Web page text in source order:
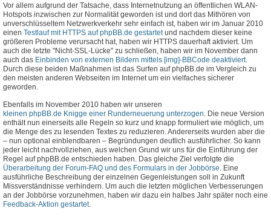
Vor allem aufgrund der Tatsache, dass Internetnutzung an öffentlichen WLAN-
Hotspots inzwischen zur Normalität geworden ist und dort das Mithören von
unverschlüsseltem Netzwerkverkehr sehr einfach ist, haben wir im Januar 2010
einen Testlauf mit HTTPS auf phpBB.de gestartetund nachdem dieser keine
größeren Probleme verursacht hat, haben wir HTTPS dauerhaft aktiviert. Um
auch die letzte "Nicht-SSL-Lücke" zu schließen, haben wir im November dann
auch das Einbinden von externen Bildern mittels [img]-BBCode deaktiviert.
Durch diese beiden Maßnahmen ist das Surfen auf phpBB.de im Vergleich zu
den meisten anderen Webseiten im Internet um ein vielfaches sicherer
geworden.
Ebenfalls im November 2010 haben wir unseren
kleinen phpBB.de Knigge einer Runderneuerung unterzogen. Die neue Version
enthält nun einerseits alle Regeln so kurz und knapp formuliert wie möglich, um
die Menge des zu lesenden Textes zu reduzieren. Andererseits wurden aber die
– nun optional einblendbaren – Begründungen deutlich ausführlicher. So kann
jeder leicht nachvollziehen, aus welchen Grund wir uns für die Einführung der
Regel auf phpBB.de entschieden haben. Das gleiche Ziel verfolgte die
Überarbeitung der Forum-FAQ und des Formulars in der Jobbörse. Eine
ausführliche Beschreibung der einzelnen Gegenleistungen soll in Zukunft
Missverständnisse verhindern. Um auch die letzten möglichen Verbesserungen
an der Jobbörse vorzunehmen, haben wir dazu ein halbes Jahr später noch eine
Feedback-Aktion gestartet.